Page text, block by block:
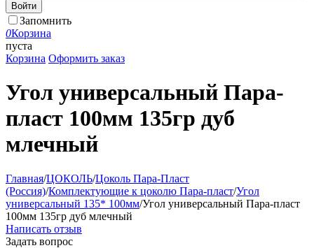
Войти
Запомнить
0Корзина
пуста
Корзина Оформить заказ
Угол универсальный Пара-
пласт 100мм 135гр дуб
млечный
Главная/ЦОКОЛЬ/Цоколь Пара-Пласт
(Россия)/Комплектующие к цоколю Пара-пласт/Угол
универсальный 135* 100мм/Угол универсальный Пара-пласт
100мм 135гр дуб млечный
Написать отзыв
Задать вопрос